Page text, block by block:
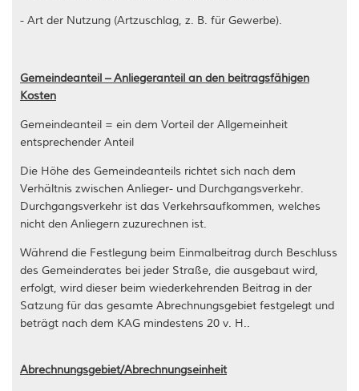
- Art der Nutzung (Artzuschlag, z. B. für Gewerbe).
Gemeindeanteil – Anliegeranteil an den beitragsfähigen
Kosten
Gemeindeanteil = ein dem Vorteil der Allgemeinheit
entsprechender Anteil
Die Höhe des Gemeindeanteils richtet sich nach dem
Verhältnis zwischen Anlieger- und Durchgangsverkehr.
Durchgangsverkehr ist das Verkehrsaufkommen, welches
nicht den Anliegern zuzurechnen ist.
Während die Festlegung beim Einmalbeitrag durch Beschluss
des Gemeinderates bei jeder Straße, die ausgebaut wird,
erfolgt, wird dieser beim wiederkehrenden Beitrag in der
Satzung für das gesamte Abrechnungsgebiet festgelegt und
beträgt nach dem KAG mindestens 20 v. H..
Abrechnungsgebiet/Abrechnungseinheit